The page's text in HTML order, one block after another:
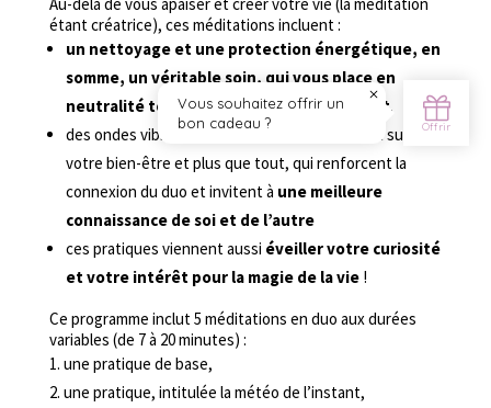
étant créatrice), ces méditations incluent :
un nettoyage et une protection énergétique, en
somme, un véritable soin, qui vous place en
neutralité totale et dans l’instant présent.
des ondes vibratoires spécifiques qui agissent sur
votre bien-être et plus que tout, qui renforcent la
connexion du duo et invitent à une meilleure
connaissance de soi et de l’autre
ces pratiques viennent aussi éveiller votre curiosité
et votre intérêt pour la magie de la vie !
Ce programme inclut 5 méditations en duo aux durées
variables (de 7 à 20 minutes) :
une pratique de base,
une pratique, intitulée la météo de l’instant,